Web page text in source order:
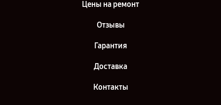
Цены на ремонт
Отзывы
Гарантия
Доставка
Контакты